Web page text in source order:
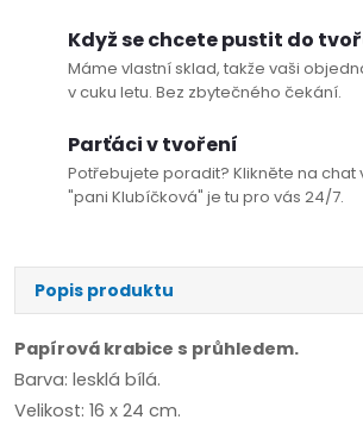
Když se chcete pustit do
Máme vlastní sklad, takže vaši
v cuku letu. Bez zbytečného čekání.
Parťáci v tvoření
Potřebujete poradit? Klikněte na
"pani Klubíčková" je tu pro vás 24/7.
Popis produktu
Papírová krabice s průhledem.
Barva: lesklá bílá.
Velikost: 16 x 24 cm.